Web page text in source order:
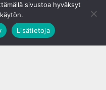
sivustoa hyväksyt
Lisätietoja